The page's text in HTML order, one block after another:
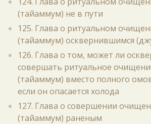
(тайаммум) не в пути
125. Глава о ритуальном
(тайаммум) осквернившимся
126. Глава о том, может ли
совершать ритуальное
(тайаммум) вместо полного
если он опасается холода
127. Глава о совершении
(тайаммум) раненым